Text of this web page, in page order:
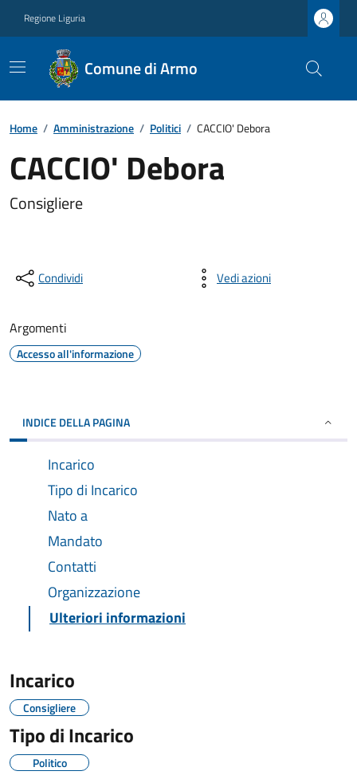
Regione Liguria
Comune di Armo
Home / Amministrazione / Politici / CACCIO' Debora
CACCIO' Debora
Consigliere
Condividi Vedi azioni
Argomenti
Accesso all'informazione
INDICE DELLA PAGINA
Incarico
Tipo di Incarico
Nato a
Mandato
Contatti
Organizzazione
Ulteriori informazioni
Incarico
Consigliere
Tipo di Incarico
Politico